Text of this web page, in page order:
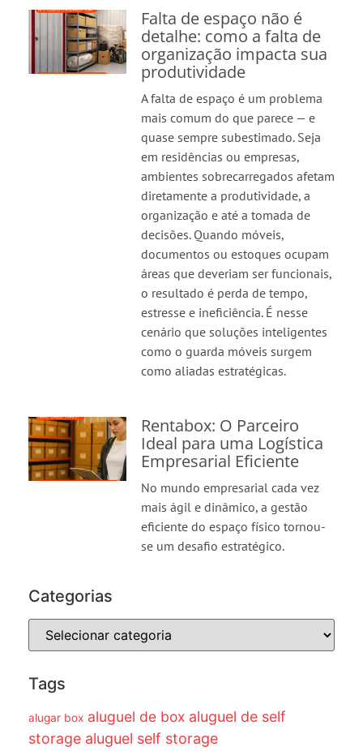
Falta de espaço não é
detalhe: como a falta de
organização impacta sua
produtividade
A falta de espaço é um problema
mais comum do que parece — e
quase sempre subestimado. Seja
em residências ou empresas,
ambientes sobrecarregados afetam
diretamente a produtividade, a
organização e até a tomada de
decisões. Quando móveis,
documentos ou estoques ocupam
áreas que deveriam ser funcionais,
o resultado é perda de tempo,
estresse e ineficiência. É nesse
cenário que soluções inteligentes
como o guarda móveis surgem
como aliadas estratégicas.
Rentabox: O Parceiro
Ideal para uma Logística
Empresarial Eficiente
No mundo empresarial cada vez
mais ágil e dinâmico, a gestão
eficiente do espaço físico tornou-
se um desafio estratégico.
Categorias
Tags
alugar box aluguel de box aluguel de self
storage aluguel self storage